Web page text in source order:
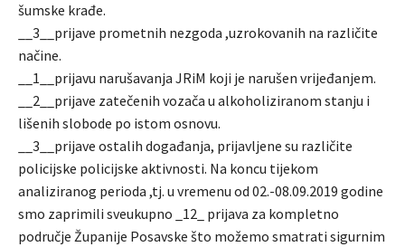
šumske krađe.
__3__prijave prometnih nezgoda ,uzrokovanih na različite
načine.
__1__prijavu narušavanja JRiM koji je narušen vrijeđanjem.
__2__prijave zatečenih vozača u alkoholiziranom stanju i
lišenih slobode po istom osnovu.
__3__prijave ostalih događanja, prijavljene su različite
policijske policijske aktivnosti. Na koncu tijekom
analiziranog perioda ,tj. u vremenu od 02.-08.09.2019 godine
smo zaprimili sveukupno _12_ prijava za kompletno
područje Županije Posavske što možemo smatrati sigurnim